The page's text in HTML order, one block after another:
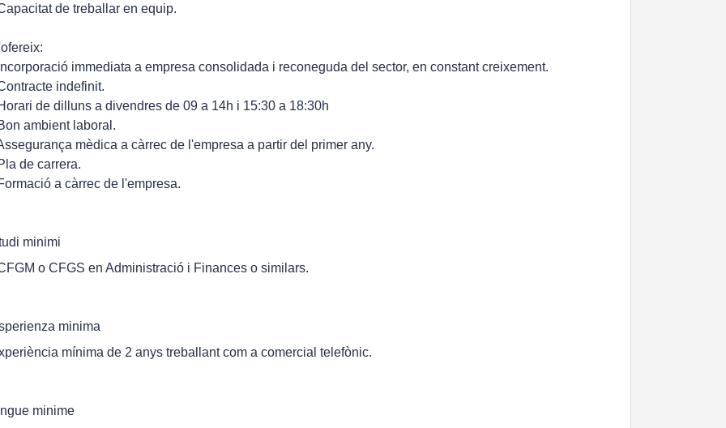
de treballar en equip.
immediata a empresa consolidada i reconeguda del sector, en constant creixement.
indefinit.
de dilluns a divendres de 09 a 14h i 15:30 a 18:30h
ambient laboral.
mèdica a càrrec de l'empresa a partir del primer any.
de carrera.
a càrrec de l'empresa.
minimi
o CFGS en Administració i Finances o similars.
minima
mínima de 2 anys treballant com a comercial telefònic.
minime